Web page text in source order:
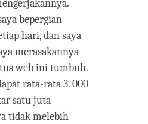
bepergian
hari, dan saya
merasakannya
web ini tumbuh.
rata-rata 3. 000
satu juta
tidak melebih-